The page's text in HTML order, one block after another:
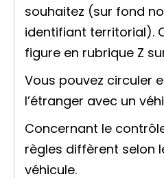
souhaitez (sur fond
identifiant territorial).
figure en rubrique Z
Vous pouvez circuler
l’étranger avec un
Concernant le
règles diffèrent selon
véhicule.